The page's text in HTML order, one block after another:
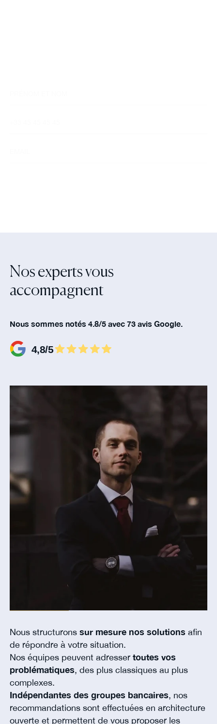
Nos experts vous
accompagnent‍
Nous sommes notés 4.8/5 avec 73 avis Google.
Nous structurons sur mesure nos solutions afin
de répondre à votre situation.
Nos équipes peuvent adresser toutes vos
problématiques, des plus classiques au plus
complexes.
Indépendantes des groupes bancaires, nos
recommandations sont effectuées en architecture
ouverte et permettent de vous proposer les